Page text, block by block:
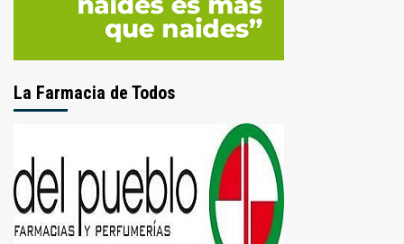
La Farmacia de Todos